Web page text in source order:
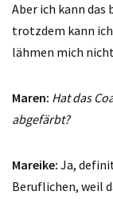
Aber ich kann das
trotzdem kann
lähmen mich
Maren: Hat das
abgefärbt?
Mareike: Ja,
Beruflichen, weil